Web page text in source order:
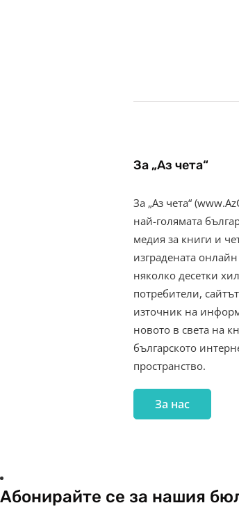
За „Аз чета“
За „Аз чета“
най-голямата
медия за книги и
изградената
няколко десетки
потребители,
източник на
новото в света на
българското
пространство.
За нас
Абонирайте се за нашия